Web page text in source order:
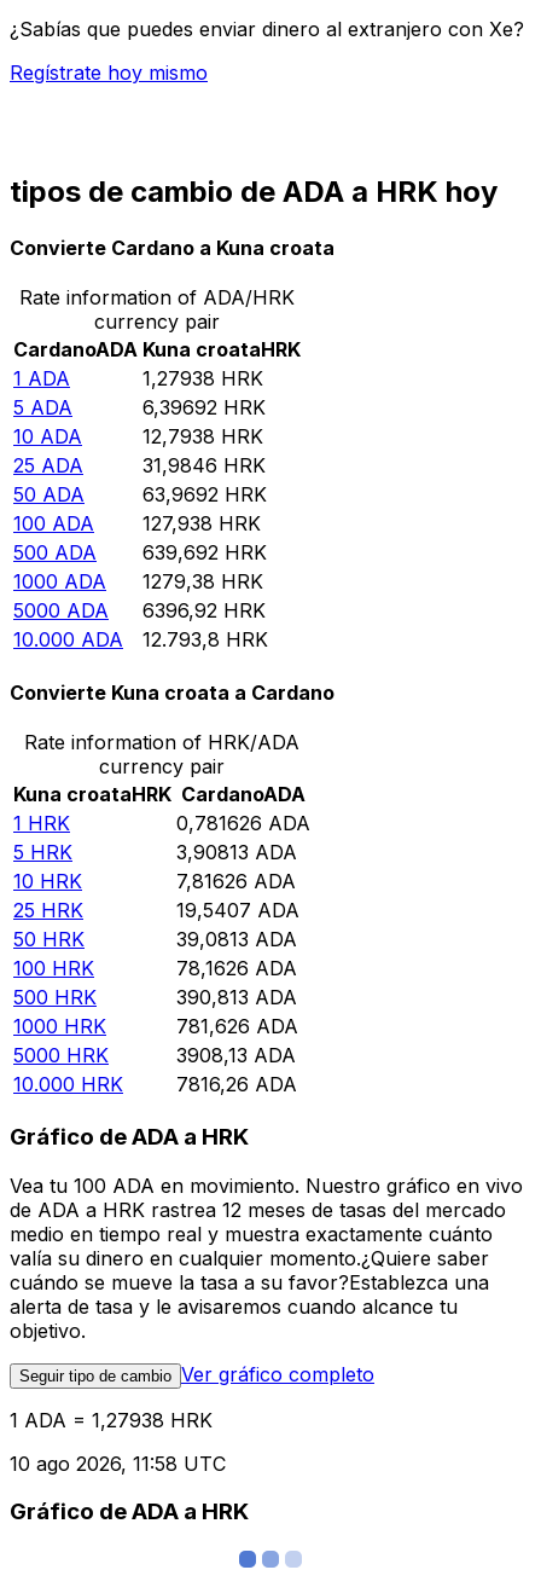
¿Sabías que puedes enviar dinero al extranjero con Xe?
Regístrate hoy mismo
tipos de cambio de ADA a HRK hoy
Convierte Cardano a Kuna croata
Rate information of ADA/HRK
currency pair
CardanoADA Kuna croataHRK
1 ADA 1,27938 HRK
5 ADA 6,39692 HRK
10 ADA 12,7938 HRK
25 ADA 31,9846 HRK
50 ADA 63,9692 HRK
100 ADA 127,938 HRK
500 ADA 639,692 HRK
1000 ADA 1279,38 HRK
5000 ADA 6396,92 HRK
10.000 ADA 12.793,8 HRK
Convierte Kuna croata a Cardano
Rate information of HRK/ADA
currency pair
Kuna croataHRK CardanoADA
1 HRK 0,781626 ADA
5 HRK 3,90813 ADA
10 HRK 7,81626 ADA
25 HRK 19,5407 ADA
50 HRK 39,0813 ADA
100 HRK 78,1626 ADA
500 HRK 390,813 ADA
1000 HRK 781,626 ADA
5000 HRK 3908,13 ADA
10.000 HRK 7816,26 ADA
Gráfico de ADA a HRK
Vea tu 100 ADA en movimiento. Nuestro gráfico en vivo
de ADA a HRK rastrea 12 meses de tasas del mercado
medio en tiempo real y muestra exactamente cuánto
valía su dinero en cualquier momento.¿Quiere saber
cuándo se mueve la tasa a su favor?Establezca una
alerta de tasa y le avisaremos cuando alcance tu
objetivo.
Seguir tipo de cambio Ver gráfico completo
1 ADA = 1,27938 HRK
10 ago 2026, 11:58 UTC
Gráfico de ADA a HRK